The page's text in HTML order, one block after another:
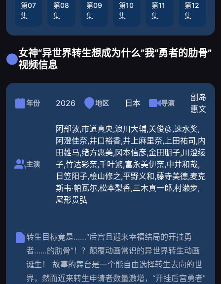
第07
集
第08
集
第09
集
第10
集
第11
集
第12
集
女神“异世界转生想成为什么”我“勇者的肋骨”
视频信息
年份 2026 地区 日本 导演
副岛
惠文
主演
阿部敦,市道真央,浪川大辅,关俊彦,速水奖,
阿澄佳奈,井口裕香,井上麻里奈,上田祐司,内
田雄马,绪方惠美,冈本信彦,金田朋子,川澄绫
子,竹达彩奈,千叶繁,富永美伊奈,中井和哉,
日笠阳子,桧山修之,平野义和,藤寺美德,麦克
斯韦·帕瓦尔,松本梨香,三木真一郎,村濑步,
尾形贵弘
转生目标竟是……“后宫且迎来幸福结局的开挂勇
者……的肋骨”！？颠覆动画常识的异世界转生动画
诞生！ 故事的舞台是一个能自由选择转生去向的世
界，然而近来转生申请者数量激增，“开挂后宫勇者”